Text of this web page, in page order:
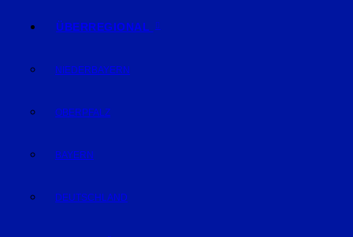
ÜBERREGIONAL
NIEDERBAYERN
OBERPFALZ
BAYERN
DEUTSCHLAND